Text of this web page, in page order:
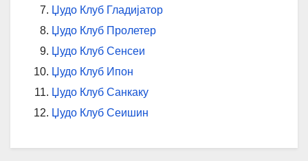
Џудо Клуб Гладијатор
Џудо Клуб Пролетер
Џудо Клуб Сенсеи
Џудо Клуб Ипон
Џудо Клуб Санкаку
Џудо Клуб Сеишин